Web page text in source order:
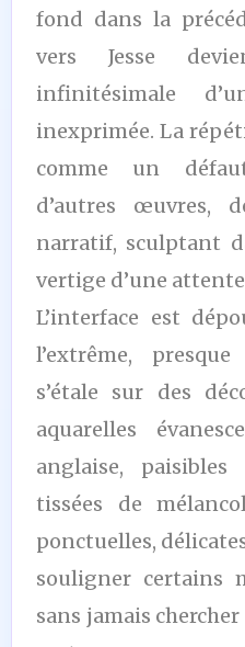
fond dans la
vers Jesse
infinitésimale
inexprimée. La
comme un
d’autres œuvres,
narratif, sculptant
vertige d’une
L’interface est
l’extrême,
s’étale sur des
aquarelles
anglaise,
tissées de
ponctuelles,
souligner certains
sans jamais